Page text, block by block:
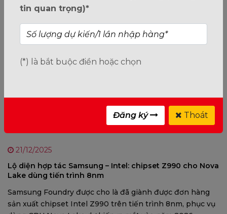
21/12/2025
Lộ diện hợp tác Samsung – Intel: chipset Z990 cho Nova
Lake dùng tiến trình 8nm
Samsung Foundry được cho là đã giành được đơn hàng
sản xuất chipset Intel Z990 trên tiến trình 8nm, phục vụ
tin quan trọng)*
(*) là bắt buộc điền hoặc chọn
Đăng ký Thoát